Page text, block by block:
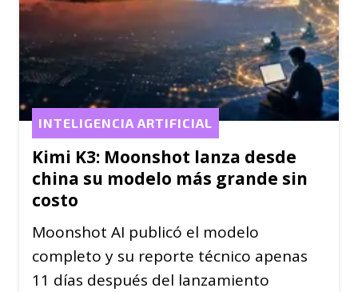
Kimi K3: Moonshot lanza desde
china su modelo más grande sin
costo
INTELIGENCIA ARTIFICIAL
Moonshot AI publicó el modelo
completo y su reporte técnico apenas
11 días después del lanzamiento